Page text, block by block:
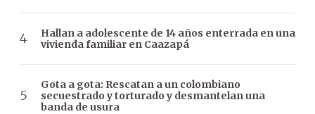
Hallan a adolescente de 14 años enterrada en una
vivienda familiar en Caazapá
Gota a gota: Rescatan a un colombiano
secuestrado y torturado y desmantelan una
banda de usura